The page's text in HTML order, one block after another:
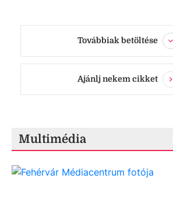
Továbbiak betöltése
Ajánlj nekem cikket
Multimédia